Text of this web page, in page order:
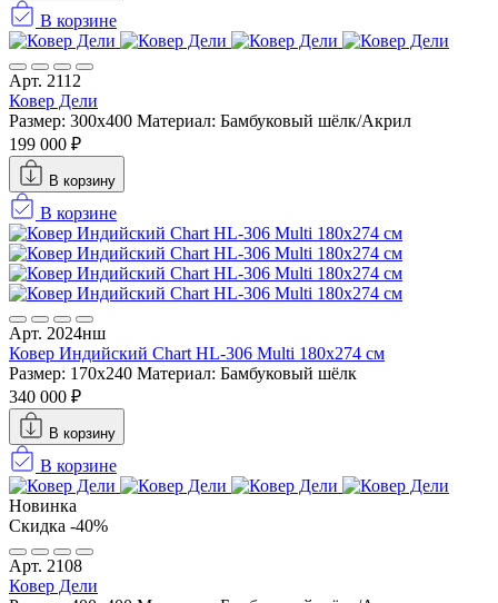
В корзине
Арт. 2112
Ковер Дели
Размер: 300x400 Материал: Бамбуковый шёлк/Акрил
199 000 ₽
В корзину
В корзине
Арт. 2024нш
Ковер Индийский Chart HL-306 Multi 180x274 см
Размер: 170x240 Материал: Бамбуковый шёлк
340 000 ₽
В корзину
В корзине
Новинка
Скидка -40%
Арт. 2108
Ковер Дели